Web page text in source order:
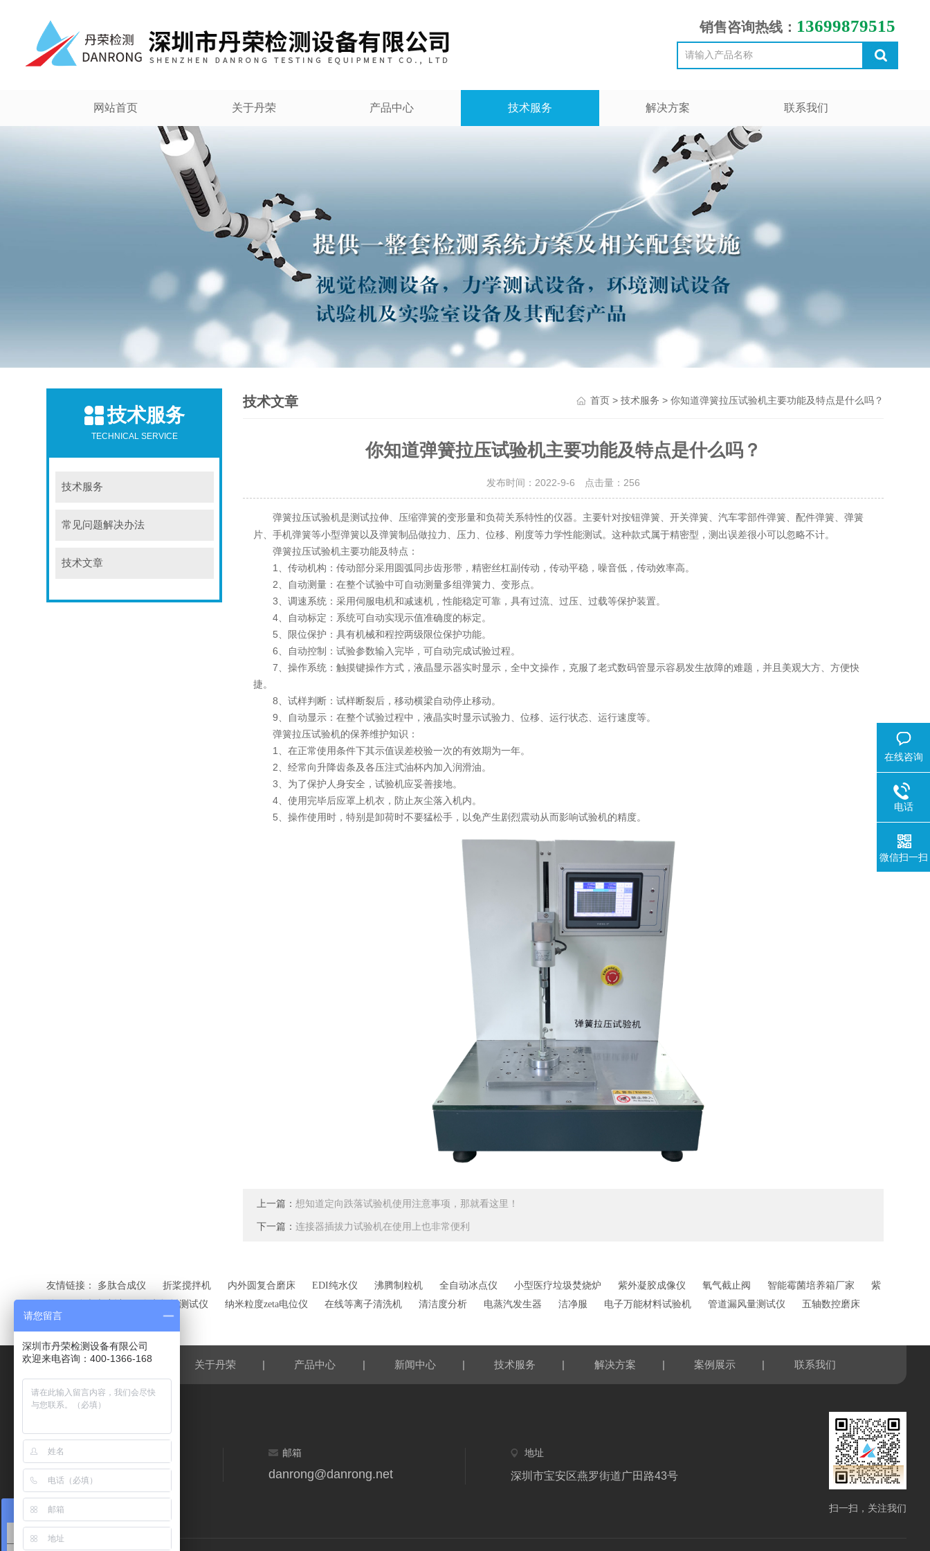
销售咨询热线： 13699879515
网站首页 关于丹荣 产品中心 技术服务 解决方案 联系我们
技术服务
TECHNICAL SERVICE
技术服务
常见问题解决办法
技术文章
技术文章 首页> 技术服务 > 你知道弹簧拉压试验机主要功能及特点是什么吗？
你知道弹簧拉压试验机主要功能及特点是什么吗？
发布时间：2022-9-6 点击量：256
弹簧拉压试验机是测试拉伸、压缩弹簧的变形量和负荷关系特性的仪器。主要针对按钮弹簧、开关弹簧、汽车零部件弹簧、配件弹簧、弹簧
片、手机弹簧等小型弹簧以及弹簧制品做拉力、压力、位移、刚度等力学性能测试。这种款式属于精密型，测出误差很小可以忽略不计。
弹簧拉压试验机主要功能及特点：
1、传动机构：传动部分采用圆弧同步齿形带，精密丝杠副传动，传动平稳，噪音低，传动效率高。
2、自动测量：在整个试验中可自动测量多组弹簧力、变形点。
3、调速系统：采用伺服电机和减速机，性能稳定可靠，具有过流、过压、过载等保护装置。
4、自动标定：系统可自动实现示值准确度的标定。
5、限位保护：具有机械和程控两级限位保护功能。
6、自动控制：试验参数输入完毕，可自动完成试验过程。
7、操作系统：触摸键操作方式，液晶显示器实时显示，全中文操作，克服了老式数码管显示容易发生故障的难题，并且美观大方、方便快
捷。
8、试样判断：试样断裂后，移动横梁自动停止移动。
9、自动显示：在整个试验过程中，液晶实时显示试验力、位移、运行状态、运行速度等。
弹簧拉压试验机的保养维护知识：
1、在正常使用条件下其示值误差校验一次的有效期为一年。
2、经常向升降齿条及各压注式油杯内加入润滑油。
3、为了保护人身安全，试验机应妥善接地。
4、使用完毕后应罩上机衣，防止灰尘落入机内。
5、操作使用时，特别是卸荷时不要猛松手，以免产生剧烈震动从而影响试验机的精度。
上一篇：想知道定向跌落试验机使用注意事项，那就看这里！
下一篇：连接器插拔力试验机在使用上也非常便利
友情链接： 多肽合成仪 折桨搅拌机 内外圆复合磨床 EDI纯水仪 沸腾制粒机 全自动冰点仪 小型医疗垃圾焚烧炉 紫外凝胶成像仪 氧气截止阀 智能霉菌培养箱厂家
紫
介电损耗测试仪 纳米粒度zeta电位仪 在线等离子清洗机 清洁度分析 电蒸汽发生器 洁净服 电子万能材料试验机 管道漏风量测试仪
五轴数控磨床
JDSU氦氖激光器
网站首页 关于丹荣 | 产品中心 | 新闻中心 | 技术服务 | 解决方案 | 案例展示 | 联系我们
邮箱
danrong@danrong.net
地址
深圳市宝安区燕罗街道广田路43号
扫一扫，关注我们
在线咨询
电话
微信扫一扫
在线咨询
检测专家在线
请您留言
深圳市丹荣检测设备有限公司
欢迎来电咨询：400-1366-168